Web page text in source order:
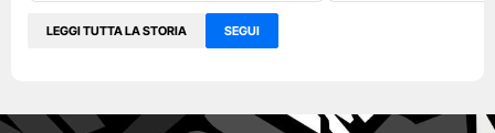
LEGGI TUTTA LA STORIA SEGUI